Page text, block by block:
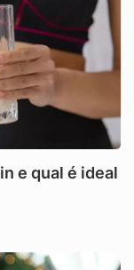
e qual é ideal